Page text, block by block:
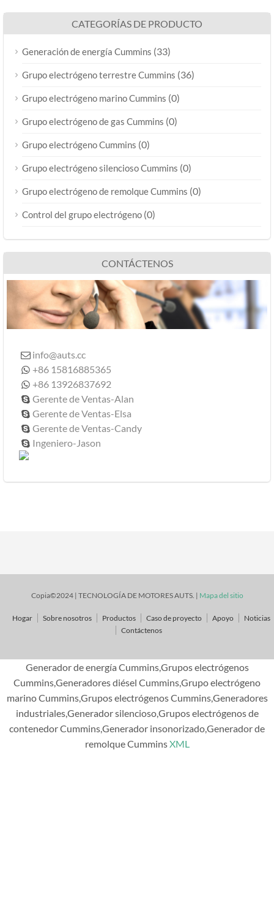
CATEGORÍAS DE PRODUCTO
Generación de energía Cummins (33)
Grupo electrógeno terrestre Cummins (36)
Grupo electrógeno marino Cummins (0)
Grupo electrógeno de gas Cummins (0)
Grupo electrógeno Cummins (0)
Grupo electrógeno silencioso Cummins (0)
Grupo electrógeno de remolque Cummins (0)
Control del grupo electrógeno (0)
CONTÁCTENOS
 info@auts.cc
 +86 15816885365
 +86 13926837692
 Gerente de Ventas-Alan
 Gerente de Ventas-Elsa
 Gerente de Ventas-Candy
 Ingeniero-Jason
Copia©2024 | TECNOLOGÍA DE MOTORES AUTS. | Mapa del sitio
Hogar Sobre nosotros Productos Caso de proyecto Apoyo
Noticias
Contáctenos
Generador de energía Cummins,Grupos electrógenos
Cummins,Generadores diésel Cummins,Grupo electrógeno
marino Cummins,Grupos electrógenos Cummins,Generadores
industriales,Generador silencioso,Grupos electrógenos de
contenedor Cummins,Generador insonorizado,Generador de
remolque CumminsXML